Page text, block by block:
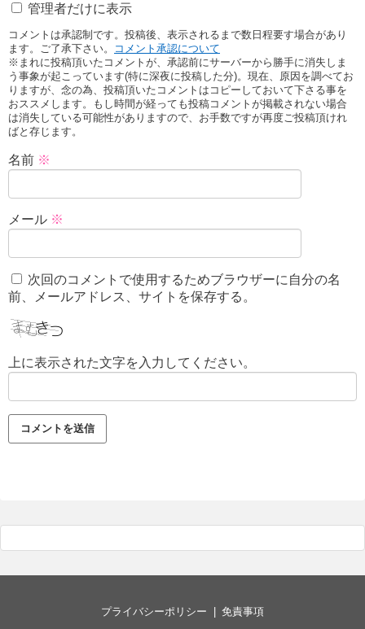
管理者だけに表示
コメントは承認制です。投稿後、表示されるまで数日程要す場合があり
ます。ご了承下さい。
コメント承認について
※まれに投稿頂いたコメントが、承認前にサーバーから勝手に消失しま
う事象が起こっています(特に深夜に投稿した分)。現在、原因を調べてお
りますが、念の為、投稿頂いたコメントはコピーしておいて下さる事を
おススメします。もし時間が経っても投稿コメントが掲載されない場合
は消失している可能性がありますので、お手数ですが再度ご投稿頂けれ
ばと存じます。
名前 ※
メール ※
次回のコメントで使用するためブラウザーに自分の名
前、メールアドレス、サイトを保存する。
上に表示された文字を入力してください。
プライバシーポリシー 免責事項